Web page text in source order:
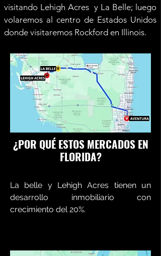
visitando Lehigh Acres y La Belle; luego
volaremos al centro de Estados Unidos
donde visitaremos Rockford en Illinois.
¿POR QUÉ ESTOS MERCADOS EN
FLORIDA?
La belle y Lehigh Acres tienen un
desarrollo inmobiliario con
crecimiento del 20%.